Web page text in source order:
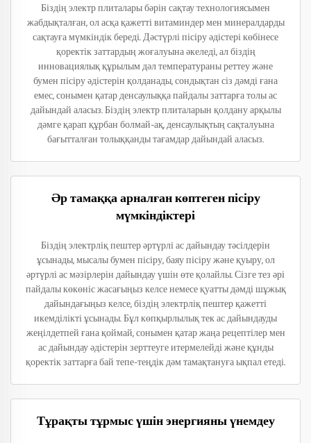
Біздің электр плиталары бәрін сақтау технологиясымен
жабдықталған, ол асқа қажетті витаминдер мен минералдарды
сақтауға мүмкіндік береді. Дәстүрлі пісіру әдістері көбінесе
қоректік заттардың жоғалуына әкеледі, ал біздің
инновациялық құрылым дәл температураны реттеу және
бумен пісіру әдістерін қолданады, сондықтан сіз дәмді ғана
емес, сонымен қатар денсаулыққа пайдалы заттарға толы ас
дайындай аласыз. Біздің электр плиталарын қолдану арқылы
дәмге қарап құрбан болмай-ақ, денсаулықтың сақталуына
бағытталған толыққанды тағамдар дайындай аласыз.
Әр тамаққа арналған көптеген пісіру
мүмкіндіктері
Біздің электрліқ пештер әртүрлі ас дайындау тәсілдерін
ұсынады, мысалы бумен пісіру, баяу пісіру және қуыру, ол
әртүрлі ас мәзірлерін дайындау үшін өте қолайлы. Сізге тез әрі
пайдалы көкөніс жасағыңыз келсе немесе қуатты дәмді шұжық
дайындағыңыз келсе, біздің электрліқ пештер қажетті
икемділікті ұсынады. Бұл көпқырлылық тек ас дайындауды
жеңілдетпей ғана қоймай, сонымен қатар жаңа рецептілер мен
ас дайындау әдістерін зерттеуге итермелейді және құнды
қоректік заттарға бай тепе-теңдік дәм тамақтануға ықпал етеді.
Тұрақты тұрмыс үшін энергияны үнемдеу